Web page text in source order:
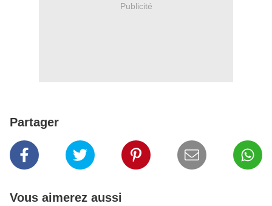
Publicité
Partager
Vous aimerez aussi